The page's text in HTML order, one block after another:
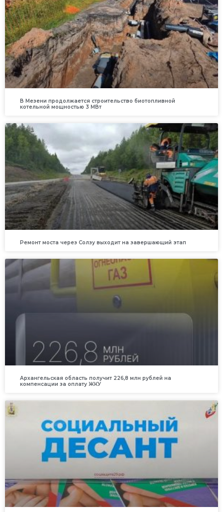
В Мезени продолжается строительство биотопливной
котельной мощностью 3 МВт
Ремонт моста через Солзу выходит на завершающий этап
Архангельская область получит 226,8 млн рублей на
компенсации за оплату ЖКУ